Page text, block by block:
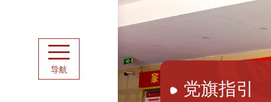
导航
党旗指引